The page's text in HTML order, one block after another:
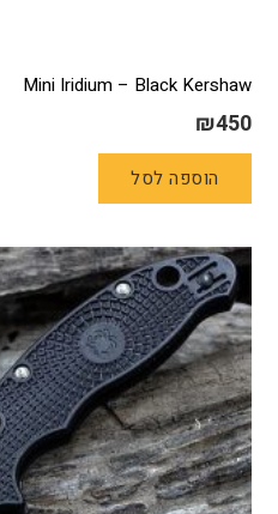
Mini Iridium – Black Kershaw
₪450
הוספה לסל